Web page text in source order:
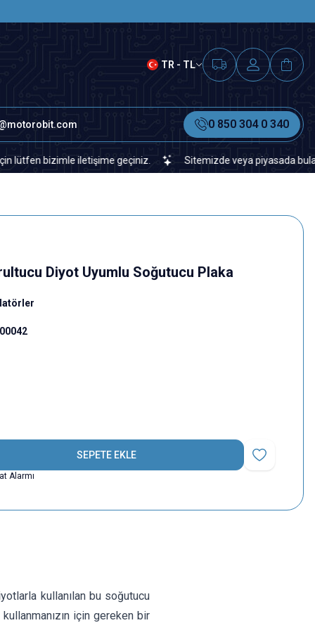
TR - TL
0 850 304 0 340
bizimle iletişime geçiniz. Sitemizde veya piyasada
Diyot Uyumlu Soğutucu Plaka
SEPETE EKLE
Favoriye Ekle
Alarmı
kullanılan bu soğutucu
için gereken bir